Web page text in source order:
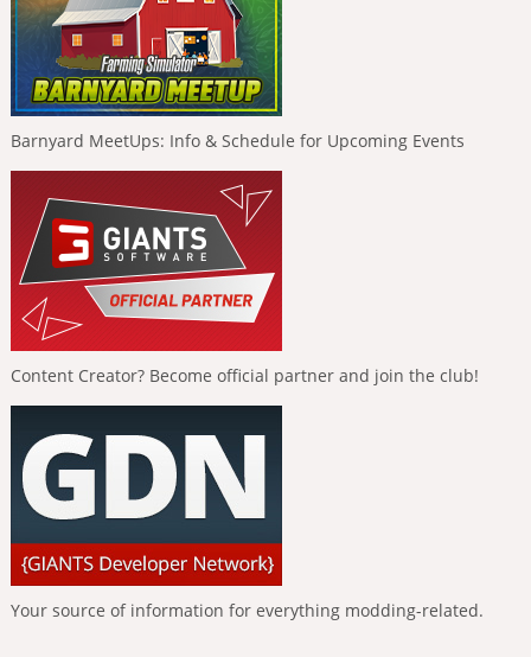
Barnyard MeetUps: Info & Schedule for Upcoming Events
Content Creator? Become official partner and join the club!
Your source of information for everything modding-related.